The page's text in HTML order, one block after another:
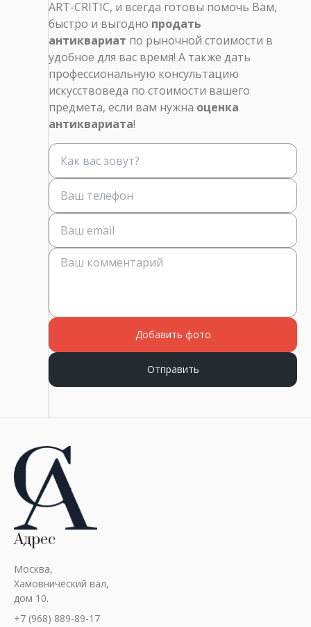
ART-CRITIC, и всегда готовы помочь Вам,
быстро и выгодно продать
антиквариат по рыночной стоимости в
удобное для вас время! А также дать
профессиональную консультацию
искусствоведа по стоимости вашего
предмета, если вам нужна оценка
антиквариата!
Добавить фото
Отправить
Адрес
Москва,
Хамовнический вал,
дом 10.
+7 (968) 889-89-17